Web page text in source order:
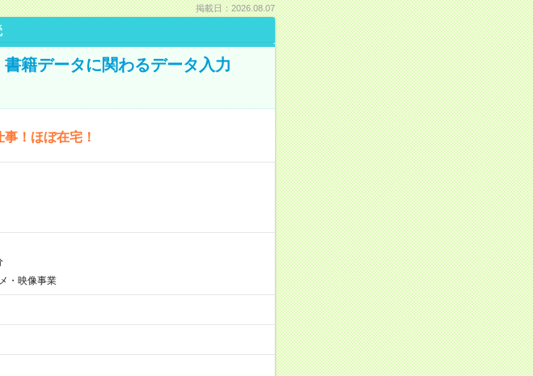
掲載日：2026.08.07
籍データに関わるデータ入力
！ほぼ在宅！
・映像事業